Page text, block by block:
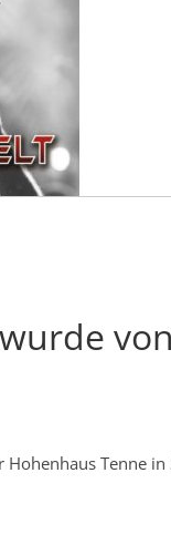
von
Tenne in